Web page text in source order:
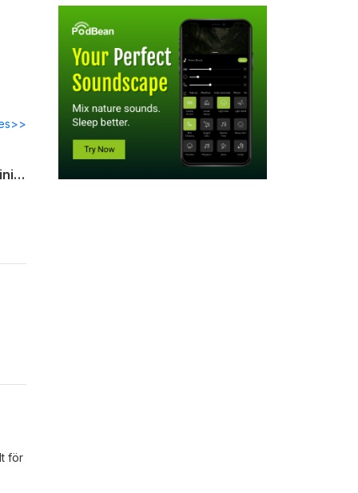
Podden Borås Business #13 Intervju med Peder Johannisson Affärsutvecklare Cavini Management